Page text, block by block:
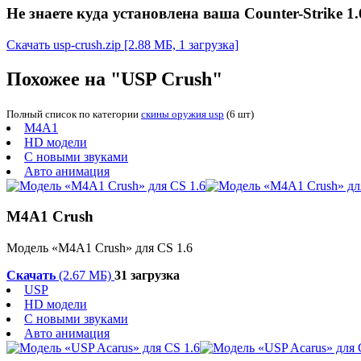
Не знаете куда установлена ваша Counter-Strike
Скачать usp-crush.zip [2.88 МБ, 1 загрузка]
Похожее на "USP Crush"
Полный список по категории скины оружия usp (6 шт)
M4A1
HD модели
С новыми звуками
Авто анимация
M4A1 Crush
Модель «M4A1 Crush» для CS 1.6
Скачать (2.67 МБ) 31 загрузка
USP
HD модели
С новыми звуками
Авто анимация